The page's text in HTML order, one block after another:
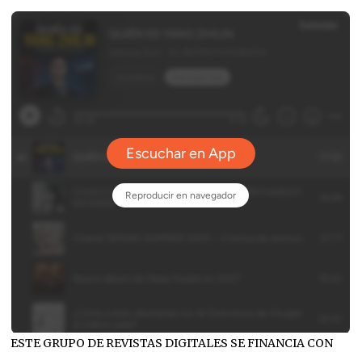
ESTE GRUPO DE REVISTAS DIGITALES SE FINANCIA CON